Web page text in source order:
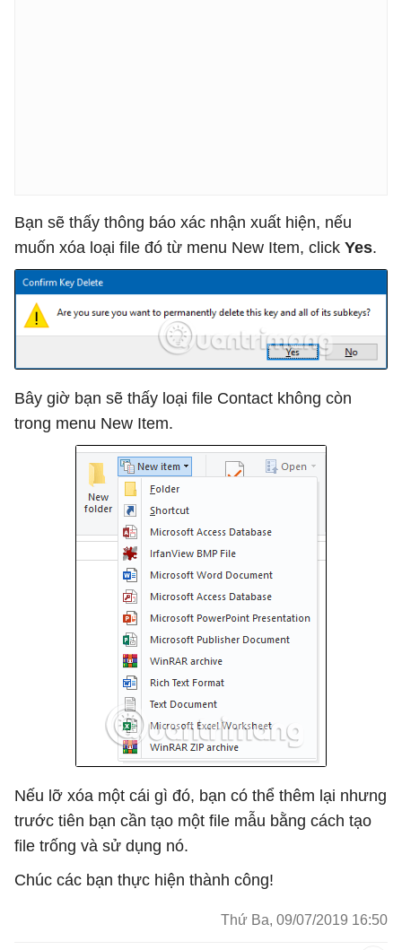
Bạn sẽ thấy thông báo xác nhận xuất hiện, nếu
muốn xóa loại file đó từ menu New Item, click Yes.
Bây giờ bạn sẽ thấy loại file Contact không còn
trong menu New Item.
Nếu lỡ xóa một cái gì đó, bạn có thể thêm lại nhưng
trước tiên bạn cần tạo một file mẫu bằng cách tạo
file trống và sử dụng nó.
Chúc các bạn thực hiện thành công!
Thứ Ba, 09/07/2019 16:50